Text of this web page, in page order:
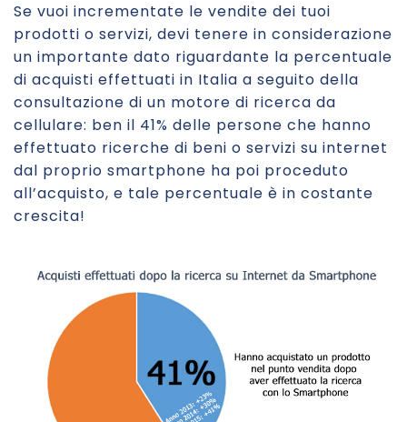
Se vuoi incrementate le vendite dei tuoi
prodotti o servizi, devi tenere in considerazione
un importante dato riguardante la percentuale
di acquisti effettuati in Italia a seguito della
consultazione di un motore di ricerca da
cellulare: ben il 41% delle persone che hanno
effettuato ricerche di beni o servizi su internet
dal proprio smartphone ha poi proceduto
all’acquisto, e tale percentuale è in costante
crescita!